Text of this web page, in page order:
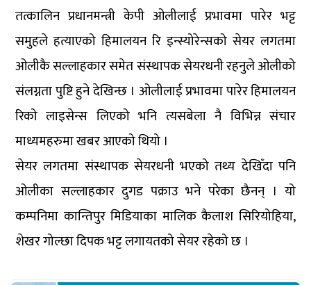
तत्कालिन प्रधानमन्त्री केपी ओलीलाई प्रभावमा पारेर भट्ट
समुहले हत्याएको हिमालयन रि इन्स्योरेन्सको सेयर लगतमा
ओलीकै सल्लाहकार समेत संस्थापक सेयरधनी रहनुले ओलीको
संलग्नता पुष्टि हुने देखिन्छ । ओलीलाई प्रभावमा पारेर हिमालयन
रिको लाइसेन्स लिएको भनि त्यसबेला नै विभिन्न संचार
माध्यमहरुमा खबर आएको थियो ।
सेयर लगतमा संस्थापक सेयरधनी भएको तथ्य देखिँदा पनि
ओलीका सल्लाहकार दुगड पक्राउ भने परेका छैनन् । यो
कम्पनिमा कान्तिपुर मिडियाका मालिक कैलाश सिरियोहिया,
शेखर गोल्छा दिपक भट्ट लगायतको सेयर रहेको छ ।